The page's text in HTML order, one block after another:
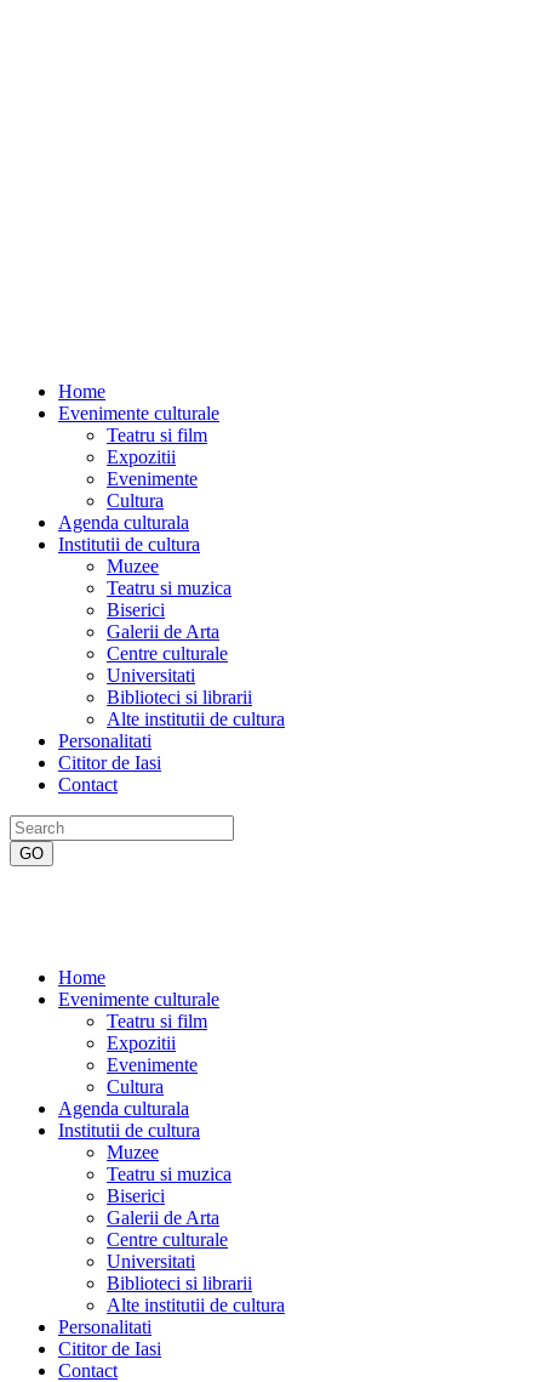
Home
Evenimente culturale
Teatru si film
Expozitii
Evenimente
Cultura
Agenda culturala
Institutii de cultura
Muzee
Teatru si muzica
Biserici
Galerii de Arta
Centre culturale
Universitati
Biblioteci si librarii
Alte institutii de cultura
Personalitati
Cititor de Iasi
Contact
Home
Evenimente culturale
Teatru si film
Expozitii
Evenimente
Cultura
Agenda culturala
Institutii de cultura
Muzee
Teatru si muzica
Biserici
Galerii de Arta
Centre culturale
Universitati
Biblioteci si librarii
Alte institutii de cultura
Personalitati
Cititor de Iasi
Contact